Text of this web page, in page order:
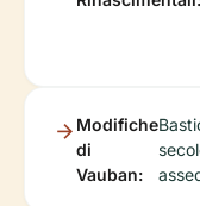
Modifiche
di
Vauban: